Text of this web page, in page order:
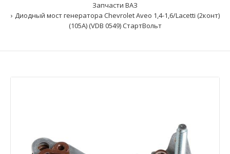
Запчасти ВАЗ
Диодный мост генератора Chevrolet Aveo 1,4-1,6/Lacetti (2конт)
(105А) (VDB 0549) СтартВольт